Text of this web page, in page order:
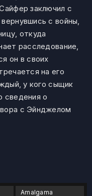
заключил с
с войны,
откуда
расследование,
он в своих
на его
у кого сыщик
сведения о
с Эйнджелом
Amalgama